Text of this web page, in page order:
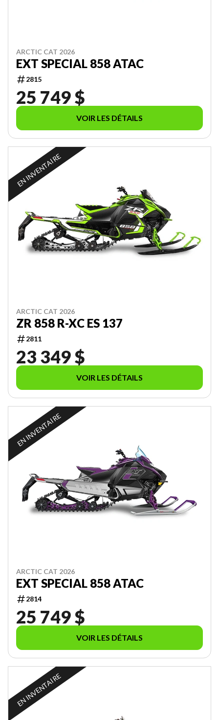
ARCTIC CAT 2026
EXT SPECIAL 858 ATAC
2815
25 749 $
VOIR LES DÉTAILS
EN INVENTAIRE
ARCTIC CAT 2026
ZR 858 R-XC ES 137
2811
23 349 $
VOIR LES DÉTAILS
EN INVENTAIRE
ARCTIC CAT 2026
EXT SPECIAL 858 ATAC
2814
25 749 $
VOIR LES DÉTAILS
EN INVENTAIRE